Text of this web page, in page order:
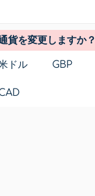
貨を変更しますか？
ドル GBP